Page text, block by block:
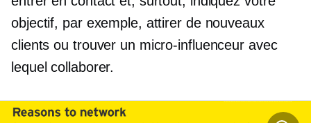
objectif, par exemple, attirer de nouveaux
clients ou trouver un micro-influenceur avec
lequel collaborer.